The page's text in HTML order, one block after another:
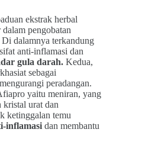
ekstrak herbal
pengobatan
dalamnya terkandung
anti-inflamasi dan
gula darah. Kedua,
sebagai
peradangan.
yaitu meniran, yang
kristal urat dan
ketinggalan temu
inflamasi dan membantu